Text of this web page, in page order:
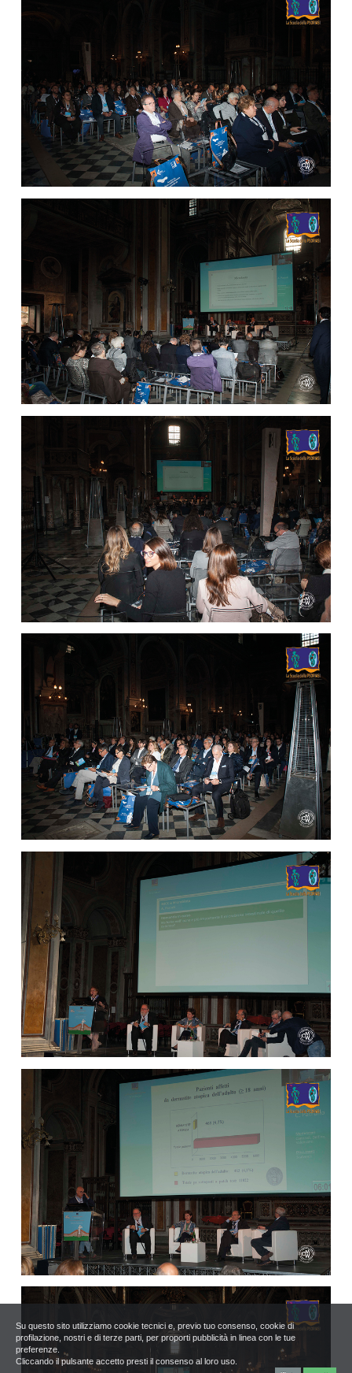
Su questo sito utilizziamo cookie tecnici e, previo tuo consenso, cookie di
profilazione, nostri e di terze parti, per proporti pubblicità in linea con le tue
preferenze.
Cliccando il pulsante accetto presti il consenso al loro uso.